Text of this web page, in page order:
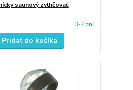
saunový zvlhčovač
3-7 dní
Pridať do košíka